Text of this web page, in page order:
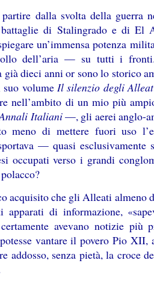
dalla svolta della guerra
di Stalingrado e di El
un’immensa potenza
dell’aria — su tutti i
già dieci anni or sono lo storico
volume Il silenzio degli
nell’ambito di un mio più
Italiani—, gli aerei anglo-
meno di mettere fuori uso
— quasi esclusivamente
occupati verso i grandi
acquisito che gli Alleati almeno
di informazione,
avevano notizie più
vantare il povero Pio XII,
addosso, senza pietà, la croce